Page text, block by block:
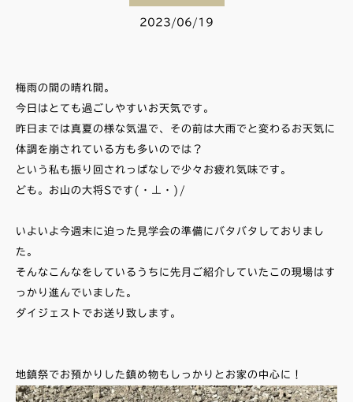
2023/06/19
梅雨の間の晴れ間。
今日はとても過ごしやすいお天気です。
昨日までは真夏の様な気温で、その前は大雨でと変わるお天気に
体調を崩されている方も多いのでは？
という私も振り回されっぱなしで少々お疲れ気味です。
ども。お山の大将Sです(・⊥・)/
いよいよ今週末に迫った見学会の準備にバタバタしておりまし
た。
そんなこんなをしているうちに先月ご紹介していたこの現場はす
っかり進んでいました。
ダイジェストでお送り致します。
地鎮祭でお預かりした鎮め物もしっかりとお家の中心に！